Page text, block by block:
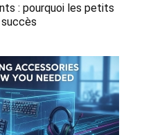
: pourquoi les petits